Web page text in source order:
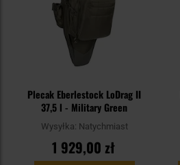
Plecak Eberlestock LoDrag II
37,5 l - Military Green
Wysyłka: Natychmiast
1 929,00 zł